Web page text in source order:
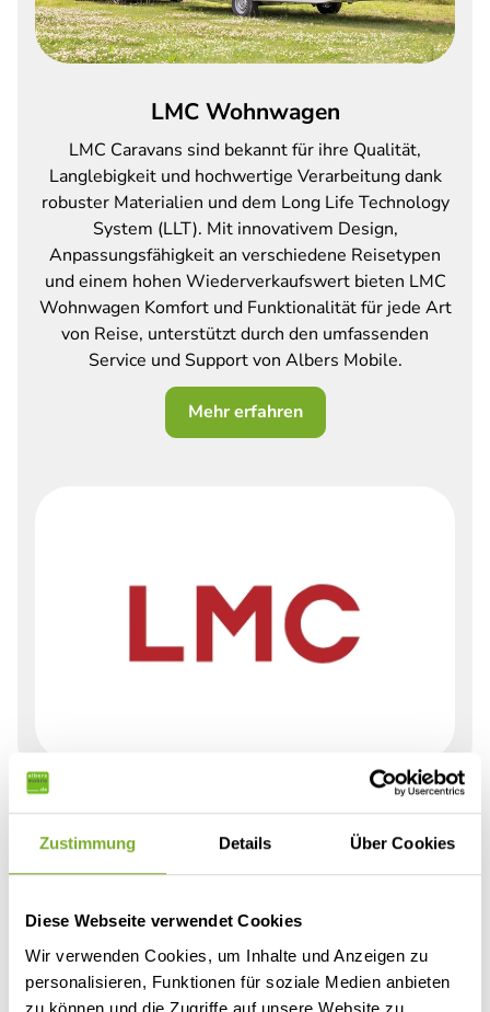
Zustimmung Details Über Cookies
Diese Webseite verwendet Cookies
Wir verwenden Cookies, um Inhalte und Anzeigen zu
personalisieren, Funktionen für soziale Medien anbieten
zu können und die Zugriffe auf unsere Website zu
LMC Wohnwagen
LMC Caravans sind bekannt für ihre Qualität,
Langlebigkeit und hochwertige Verarbeitung dank
robuster Materialien und dem Long Life Technology
System (LLT). Mit innovativem Design,
Anpassungsfähigkeit an verschiedene Reisetypen
und einem hohen Wiederverkaufswert bieten LMC
Wohnwagen Komfort und Funktionalität für jede Art
von Reise, unterstützt durch den umfassenden
Service und Support von Albers Mobile.
Mehr erfahren